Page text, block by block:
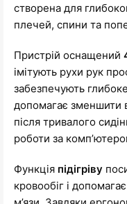
створена для
плечей, спини та
Пристрій оснащений
імітують рухи рук
забезпечують
допомагає зменшити
після тривалого
роботи за
Функція підігріву
кровообіг і